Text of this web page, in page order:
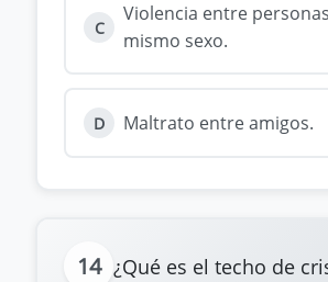
C
Violencia entre
mismo sexo.
D Maltrato entre amigos.
14 ¿Qué es el techo de